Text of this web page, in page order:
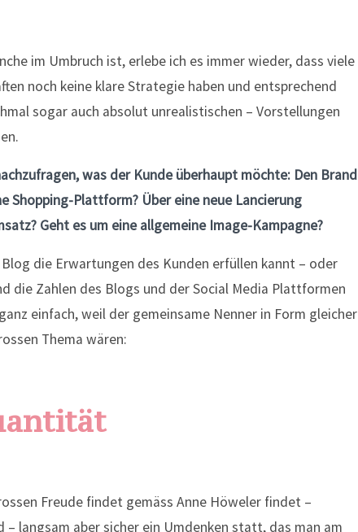
im Umbruch ist, erlebe ich es immer wieder, dass viele
noch keine klare Strategie haben und entsprechend
sogar auch absolut unrealistischen – Vorstellungen
was der Kunde überhaupt möchte: Den Brand
Shopping-Plattform? Über eine neue Lancierung
Geht es um eine allgemeine Image-Kampagne?
die Erwartungen des Kunden erfüllen kannt – oder
die Zahlen des Blogs und der Social Media Plattformen
einfach, weil der gemeinsame Nenner in Form gleicher
Thema wären:
Freude findet gemäss Anne Höweler findet –
langsam aber sicher ein Umdenken statt, das man am